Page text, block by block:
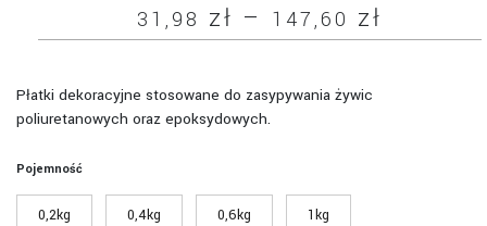
31,98 zł – 147,60 zł
Płatki dekoracyjne stosowane do zasypywania żywic
poliuretanowych oraz epoksydowych.
Pojemność
0,2kg 0,4kg 0,6kg 1kg